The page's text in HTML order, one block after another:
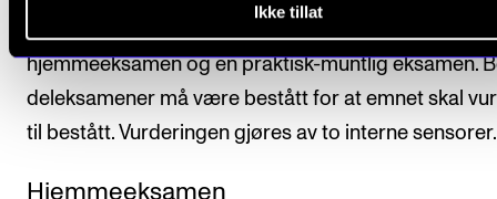
Ikke tillat
hjemmeeksamen og en praktisk-muntlig eksamen.
deleksamener må være bestått for at emnet skal
til bestått. Vurderingen gjøres av to interne sensorer.
Hjemmeeksamen